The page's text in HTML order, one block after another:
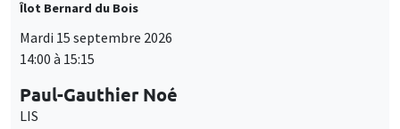
Îlot Bernard du Bois
Mardi 15 septembre 2026
14:00 à 15:15
Paul-Gauthier Noé
LIS